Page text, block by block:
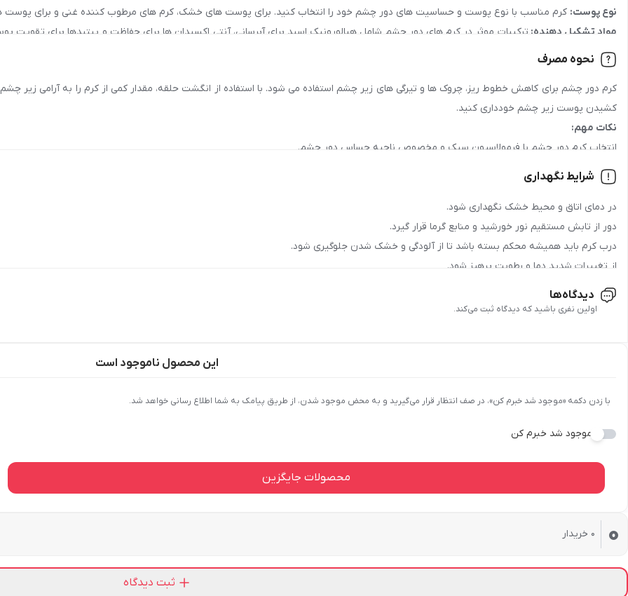
رده سنی: جوان , بزرگسال
مزیت سلامتی: ضدچروک, تغذیه‌کننده, تقویت‌کننده, التیام‌بخش, ضدالتهاب, ضد پف, استحکام‌بخش, آبرسان
نوع بسته‌بندی: تیوپی, پلاستیکی
ماهیت: مایع
مواد تشکیل دهنده: حاوی عصاره های گیاهی, حاوی روغن شی باتر, حاوی ویتامین B6, حاوی هیالورونیک اسید, فاقد پارابن, حاوی آنتی‌اکسیدان
مناسب برای فصل: بهار , تابستان , پاییز , زمستان
بارکد: 6264790300915
نوع پوست: کرم مناسب با نوع پوست و حساسیت های دور چشم خود را انتخاب کنید. برای پوست های خشک، کرم های مرطوب کننده غنی و برای
مواد تشکیل دهنده: ترکیبات موثر در کرم های دور چشم شامل هیالورونیک اسید برای آبرسانی، آنتی اکسیدان ها برای حفاظت و پپتیدها برای
پارابن و عطرهای مصنوعی باشد.
نحوه مصرف
کرم دور چشم برای کاهش خطوط ریز، چروک ها و تیرگی های زیر چشم استفاده می شود. با استفاده از انگشت حلقه، مقدار کمی از کرم را به آرامی زیر
کشیدن پوست زیر چشم خودداری کنید.
نکات مهم:
انتخاب کرم دور چشم با فرمولاسیون سبک و مخصوص ناحیه حساس دور چشم.
استفاده از کرم دور چشم صبح و شب برای بهترین نتایج.
اجتناب از استفاده از محصولات سنگین و چرب که ممکن است باعث پف یا تحریک شوند.
شرایط نگهداری
در دمای اتاق و محیط خشک نگهداری شود.
دور از تابش مستقیم نور خورشید و منابع گرما قرار گیرد.
درب کرم باید همیشه محکم بسته باشد تا از آلودگی و خشک شدن جلوگیری شود.
از تغییرات شدید دما و رطوبت پرهیز شود.
دور از دسترس کودکان نگهداری شود.
برای حفظ کیفیت، می‌توان کرم دور چشم را در یخچال نگهداری کرد.
دیدگاه‌ها
اولین نفری باشید که دیدگاه ثبت می‌کند.
این محصول ناموجود است
با زدن دکمه «موجود شد خبرم کن»، در صف انتظار قرار می‌گیرید و به محض موجود شدن، از طریق پیامک به شما اطلاع رسانی خواهد شد.
موجود شد خبرم کن
محصولات جایگزین
0
0 خریدار
ثبت دیدگاه